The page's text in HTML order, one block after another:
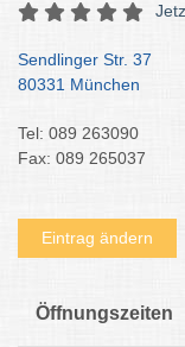
Sendlinger Str. 37
80331 München
Tel: 089 263090
Fax: 089 265037
Eintrag ändern
Öffnungszeiten